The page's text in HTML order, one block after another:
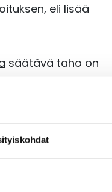
eli lisää
säätävä taho on
Viimeksi